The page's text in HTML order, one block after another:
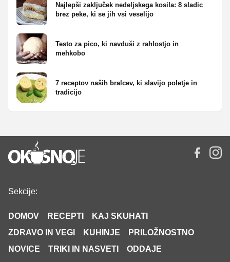
Najlepši zaključek nedeljskega kosila: 8 sladic
brez peke, ki se jih vsi veselijo
Testo za pico, ki navduši z rahlostjo in
mehkobo
7 receptov naših bralcev, ki slavijo poletje in
tradicijo
Sekcije:
DOMOV RECEPTI
KAJ SKUHATI
ZDRAVO IN VEGI
KUHINJE
PRILOŽNOSTNO
NOVICE
TRIKI IN NASVETI ODDAJE